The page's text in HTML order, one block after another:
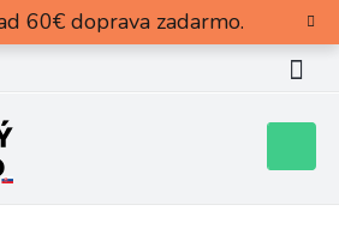
60€ doprava zadarmo.
košík